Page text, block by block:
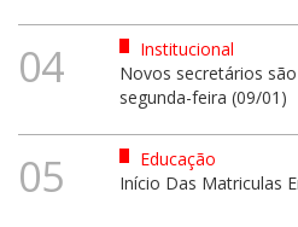
04
Institucional
Novos secretários
segunda-feira (09/01)
05
Educação
Início Das Matriculas